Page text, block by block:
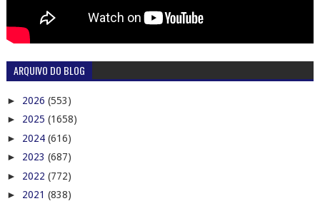
ARQUIVO DO BLOG
► 2026 (553)
► 2025 (1658)
► 2024 (616)
► 2023 (687)
► 2022 (772)
► 2021 (838)